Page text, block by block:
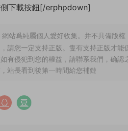
下載按鈕[/erphpdown]
站爲純屬個人愛好收集。并不具備版
請您一定支持正版。隻有支持正版才
有侵犯到您的權益，請聯系我們，确
站長看到後第一時間給您補鏈